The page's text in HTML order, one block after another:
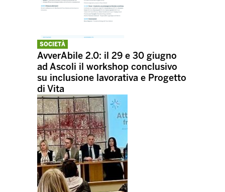
SOCIETÀ
AvverAbile 2.0: il 29 e 30 giugno
ad Ascoli il workshop conclusivo
su inclusione lavorativa e Progetto
di Vita